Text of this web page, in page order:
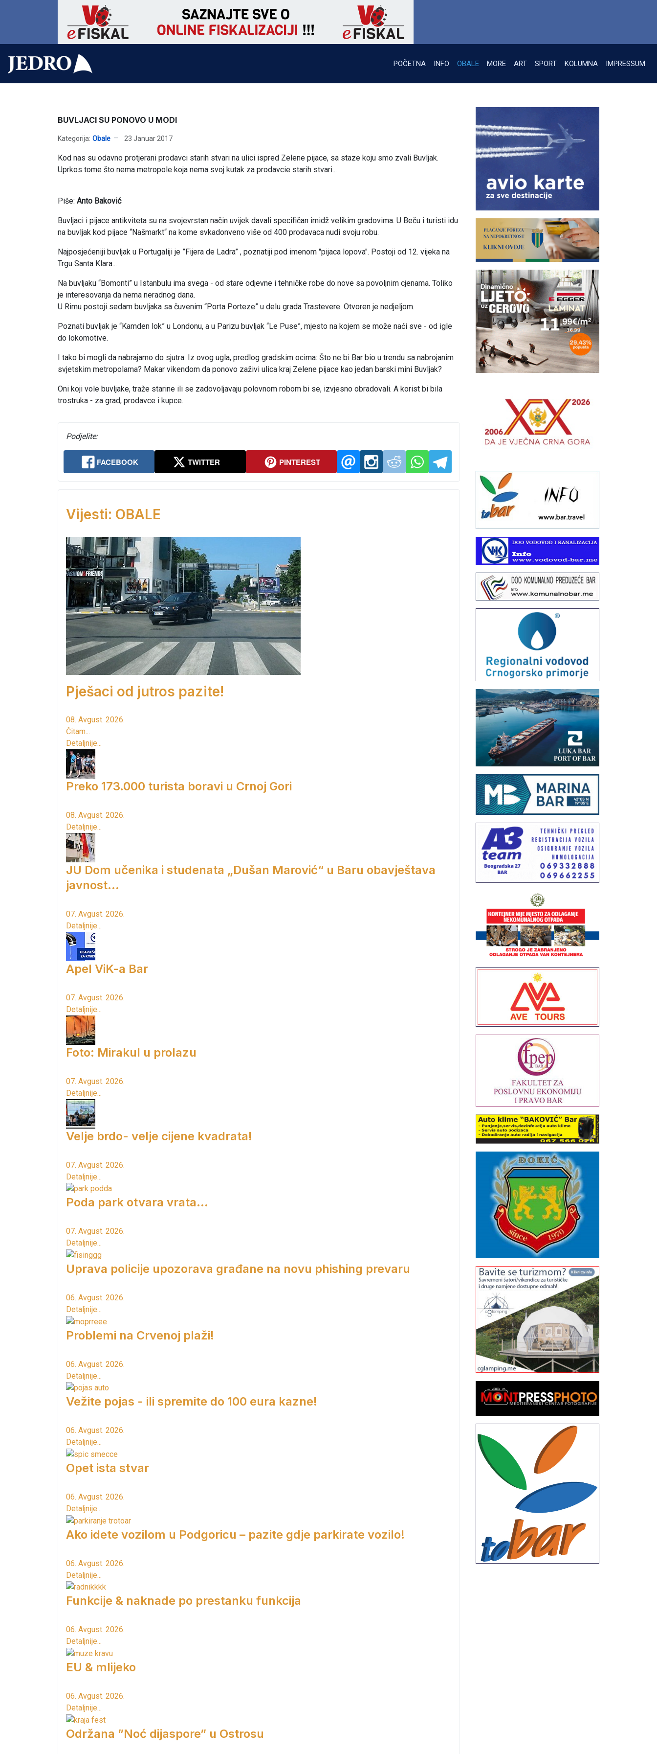
POČETNA INFO OBALE MORE ART SPORT KOLUMNA IMPRESSUM
BUVLJACI SU PONOVO U MODI
Kategorija: Obale 23 Januar 2017
Kod nas su odavno protjerani prodavci starih stvari na ulici ispred Zelene pijace, sa staze koju smo zvali Buvljak.
Uprkos tome što nema metropole koja nema svoj kutak za prodavcie starih stvari...
Piše: Anto Baković
Buvljaci i pijace antikviteta su na svojevrstan način uvijek davali specifičan imidž velikim gradovima. U Beču i turisti idu
na buvljak kod pijace “Našmarkt“ na kome svkadonveno više od 400 prodavaca nudi svoju robu.
Najposjećeniji buvljak u Portugaliji je ”Fijera de Ladra” , poznatiji pod imenom "pijaca lopova". Postoji od 12. vijeka na
Trgu Santa Klara...
Na buvljaku “Bomonti” u Istanbulu ima svega - od stare odjevne i tehničke robe do nove sa povoljnim cjenama. Toliko
je interesovanja da nema neradnog dana.
U Rimu postoji sedam buvljaka sa čuvenim “Porta Porteze” u delu grada Trastevere. Otvoren je nedjeljom.
Poznati buvljak je “Kamden lok” u Londonu, a u Parizu buvljak “Le Puse”, mjesto na kojem se može naći sve - od igle
do lokomotive.
I tako bi mogli da nabrajamo do sjutra. Iz ovog ugla, predlog gradskim ocima: Što ne bi Bar bio u trendu sa nabrojanim
svjetskim metropolama? Makar vikendom da ponovo zaživi ulica kraj Zelene pijace kao jedan barski mini Buvljak?
Oni koji vole buvljake, traže starine ili se zadovoljavaju polovnom robom bi se, izvjesno obradovali. A korist bi bila
trostruka - za grad, prodavce i kupce.
Podjelite:
FACEBOOK TWITTER PINTEREST
Vijesti: OBALE
Pješaci od jutros pazite!
08. Avgust. 2026.
Čitam...
Detaljnije...
Preko 173.000 turista boravi u Crnoj Gori
08. Avgust. 2026.
Detaljnije...
JU Dom učenika i studenata „Dušan Marović“ u Baru obavještava
javnost...
07. Avgust. 2026.
Detaljnije...
Apel ViK-a Bar
07. Avgust. 2026.
Detaljnije...
Foto: Mirakul u prolazu
07. Avgust. 2026.
Detaljnije...
Velje brdo- velje cijene kvadrata!
07. Avgust. 2026.
Detaljnije...
Poda park otvara vrata...
07. Avgust. 2026.
Detaljnije...
Uprava policije upozorava građane na novu phishing prevaru
06. Avgust. 2026.
Detaljnije...
Problemi na Crvenoj plaži!
06. Avgust. 2026.
Detaljnije...
Vežite pojas - ili spremite do 100 eura kazne!
06. Avgust. 2026.
Detaljnije...
Opet ista stvar
06. Avgust. 2026.
Detaljnije...
Ako idete vozilom u Podgoricu – pazite gdje parkirate vozilo!
06. Avgust. 2026.
Detaljnije...
Funkcije & naknade po prestanku funkcija
06. Avgust. 2026.
Detaljnije...
EU & mlijeko
06. Avgust. 2026.
Detaljnije...
Održana ”Noć dijaspore” u Ostrosu